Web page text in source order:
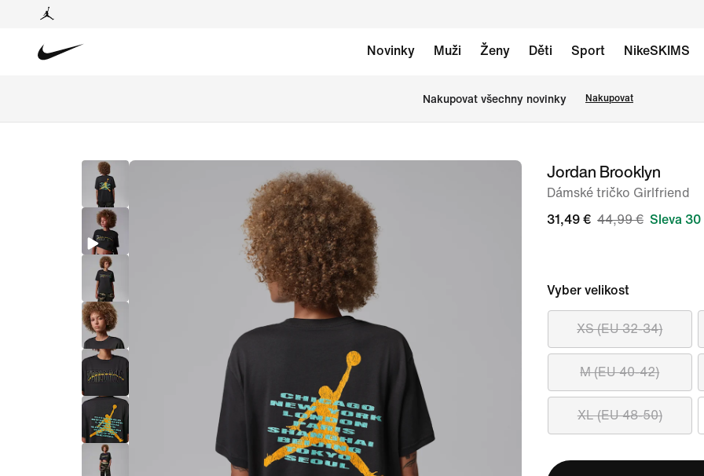
Novinky Muži Ženy Děti Sport NikeSKIMS
Nakupovat všechny novinky Nakupovat
obrázek
Jordan Brooklyn
Dámské tričko Girlfriend
31,49 € 44,99 € Sleva 30
Vyber velikost
XS (EU 32-34)
M (EU 40-42)
XL (EU 48-50)